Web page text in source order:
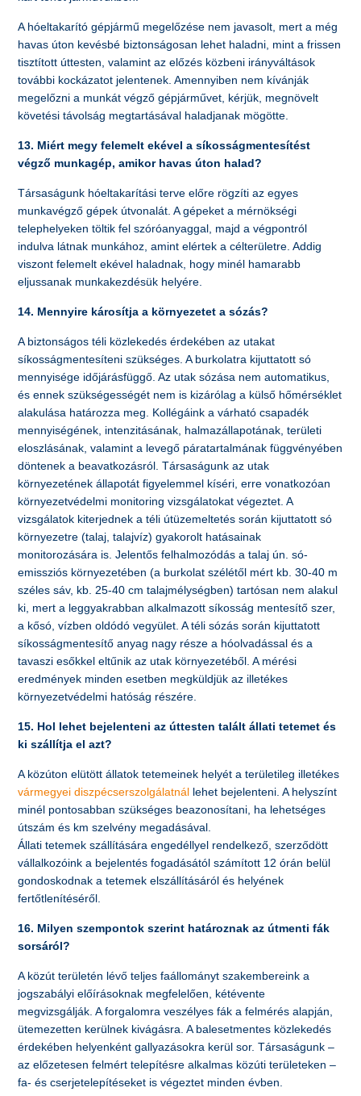
A hóeltakarító gépjármű megelőzése nem javasolt, mert a még
havas úton kevésbé biztonságosan lehet haladni, mint a frissen
tisztított úttesten, valamint az előzés közbeni irányváltások
további kockázatot jelentenek. Amennyiben nem kívánják
megelőzni a munkát végző gépjárművet, kérjük, megnövelt
követési távolság megtartásával haladjanak mögötte.
13. Miért megy felemelt ekével a síkosságmentesítést
végző munkagép, amikor havas úton halad?
Társaságunk hóeltakarítási terve előre rögzíti az egyes
munkavégző gépek útvonalát. A gépeket a mérnökségi
telephelyeken töltik fel szóróanyaggal, majd a végpontról
indulva látnak munkához, amint elértek a célterületre. Addig
viszont felemelt ekével haladnak, hogy minél hamarabb
eljussanak munkakezdésük helyére.
14. Mennyire károsítja a környezetet a sózás?
A biztonságos téli közlekedés érdekében az utakat
síkosságmentesíteni szükséges. A burkolatra kijuttatott só
mennyisége időjárásfüggő. Az utak sózása nem automatikus,
és ennek szükségességét nem is kizárólag a külső hőmérséklet
alakulása határozza meg. Kollégáink a várható csapadék
mennyiségének, intenzitásának, halmazállapotának, területi
eloszlásának, valamint a levegő páratartalmának függvényében
döntenek a beavatkozásról. Társaságunk az utak
környezetének állapotát figyelemmel kíséri, erre vonatkozóan
környezetvédelmi monitoring vizsgálatokat végeztet. A
vizsgálatok kiterjednek a téli útüzemeltetés során kijuttatott só
környezetre (talaj, talajvíz) gyakorolt hatásainak
monitorozására is. Jelentős felhalmozódás a talaj ún. só-
emissziós környezetében (a burkolat szélétől mért kb. 30-40 m
széles sáv, kb. 25-40 cm talajmélységben) tartósan nem alakul
ki, mert a leggyakrabban alkalmazott síkosság mentesítő szer,
a kősó, vízben oldódó vegyület. A téli sózás során kijuttatott
síkosságmentesítő anyag nagy része a hóolvadással és a
tavaszi esőkkel eltűnik az utak környezetéből. A mérési
eredmények minden esetben megküldjük az illetékes
környezetvédelmi hatóság részére.
15. Hol lehet bejelenteni az úttesten talált állati tetemet és
ki szállítja el azt?
A közúton elütött állatok tetemeinek helyét a területileg illetékes
vármegyei diszpécserszolgálatnál lehet bejelenteni. A helyszínt
minél pontosabban szükséges beazonosítani, ha lehetséges
útszám és km szelvény megadásával.
Állati tetemek szállítására engedéllyel rendelkező, szerződött
vállalkozóink a bejelentés fogadásától számított 12 órán belül
gondoskodnak a tetemek elszállításáról és helyének
fertőtlenítéséről.
16. Milyen szempontok szerint határoznak az útmenti fák
sorsáról?
A közút területén lévő teljes faállományt szakembereink a
jogszabályi előírásoknak megfelelően, kétévente
megvizsgálják. A forgalomra veszélyes fák a felmérés alapján,
ütemezetten kerülnek kivágásra. A balesetmentes közlekedés
érdekében helyenként gallyazásokra kerül sor. Társaságunk –
az előzetesen felmért telepítésre alkalmas közúti területeken –
fa- és cserjetelepítéseket is végeztet minden évben.